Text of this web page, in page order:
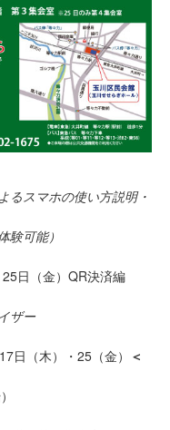
るスマホの使い方説明・
験可能）
日（金）QR決済編
ザー
日（木）・25（金） ＜